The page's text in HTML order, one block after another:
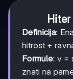
Definicija:
hitrost +
Formule: v =
znati na